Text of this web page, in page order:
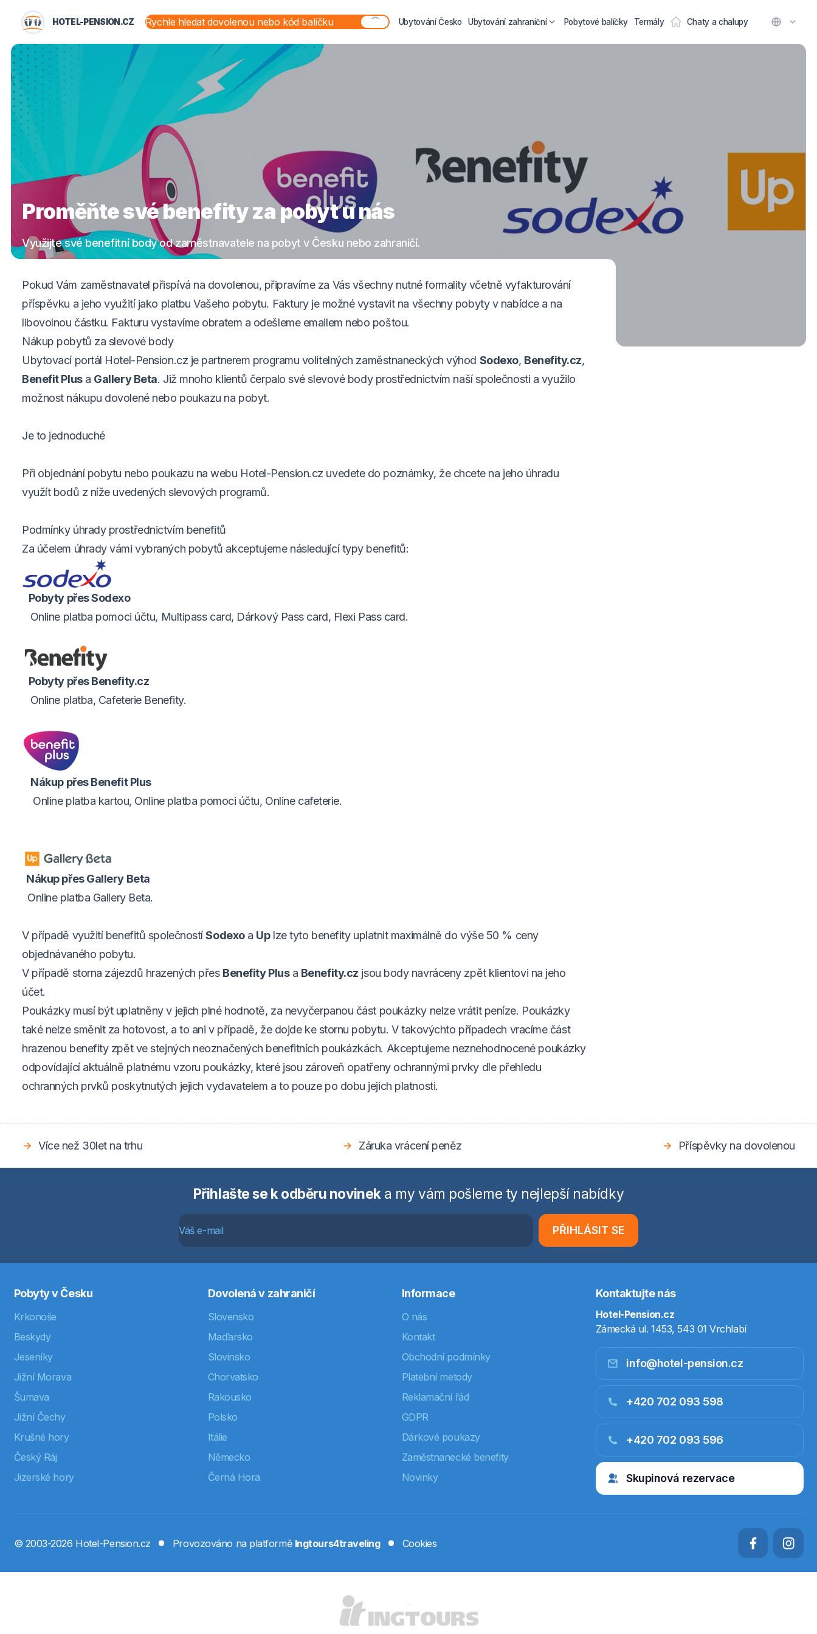
HOTEL-PENSION.CZ
STÁTY A OBLASTI
Ubytování Česko Ubytování zahraniční Pobytové balíčky Termály Chaty a chalupy
Proměňte své benefity za pobyt u nás
Využijte své benefitní body od zaměstnavatele na pobyt v Česku nebo zahraničí.
Pokud Vám zaměstnavatel přispívá na dovolenou, připravíme za Vás všechny nutné formality včetně vyfakturování
příspěvku a jeho využití jako platbu Vašeho pobytu. Faktury je možné vystavit na všechny pobyty v nabídce a na
libovolnou částku. Fakturu vystavíme obratem a odešleme emailem nebo poštou.
Nákup pobytů za slevové body
Ubytovací portál Hotel-Pension.cz je partnerem programu volitelných zaměstnaneckých výhod Sodexo, Benefity.cz,
Benefit Plusa Gallery Beta. Již mnoho klientů čerpalo své slevové body prostřednictvím naší společnosti a využilo
možnost nákupu dovolené nebo poukazu na pobyt.
Je to jednoduché
Při objednání pobytu nebo poukazu na webu Hotel-Pension.cz uvedete do poznámky, že chcete na jeho úhradu
využít bodů z níže uvedených slevových programů.
Podmínky úhrady prostřednictvím benefitů
Za účelem úhrady vámi vybraných pobytů akceptujeme následující typy benefitů:
Pobyty přes Sodexo
Online platba pomoci účtu, Multipass card, Dárkový Pass card, Flexi Pass card.
Pobyty přes Benefity.cz
Online platba, Cafeterie Benefity.
Nákup přes Benefit Plus
Online platba kartou, Online platba pomoci účtu, Online cafeterie.
Nákup přes Gallery Beta
Online platba Gallery Beta.
V případě využití benefitů společnostíSodexoa Uplze tyto benefity uplatnit maximálně do výše 50 % ceny
objednávaného pobytu.
V případě storna zájezdů hrazených přes Benefity Plusa Benefity.cz jsou body navráceny zpět klientovi na jeho
účet.
Poukázky musí být uplatněny v jejich plné hodnotě, za nevyčerpanou část poukázky nelze vrátit peníze. Poukázky
také nelze směnit za hotovost, a to ani v případě, že dojde ke stornu pobytu. V takovýchto případech vracíme část
hrazenou benefity zpět ve stejných neoznačených benefitních poukázkách. Akceptujeme neznehodnocené poukázky
odpovídající aktuálně platnému vzoru poukázky, které jsou zároveň opatřeny ochrannými prvky dle přehledu
ochranných prvků poskytnutých jejich vydavatelem a to pouze po dobu jejich platnosti.
Více než 30let na trhu Záruka vrácení peněz Příspěvky na dovolenou
Přihlašte se k odběru novinek a my vám pošleme ty nejlepší nabídky
PŘIHLÁSIT SE
Pobyty v Česku
Krkonoše
Beskydy
Jeseníky
Jižní Morava
Šumava
Jižní Čechy
Krušné hory
Český Ráj
Jizerské hory
Dovolená v zahraničí
Slovensko
Maďarsko
Slovinsko
Chorvatsko
Rakousko
Polsko
Itálie
Německo
Černá Hora
Informace
O nás
Kontakt
Obchodní podmínky
Platební metody
Reklamační řád
GDPR
Dárkové poukazy
Zaměstnanecké benefity
Novinky
Kontaktujte nás
Hotel-Pension.cz
Zámecká ul. 1453, 543 01 Vrchlabí
info@hotel-pension.cz
+420 702 093 598
+420 702 093 596
Skupinová rezervace
© 2003-2026 Hotel-Pension.cz Provozováno na platformě Ingtours4traveling Cookies